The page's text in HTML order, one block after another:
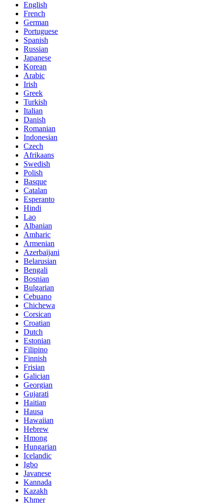
English
French
German
Portuguese
Spanish
Russian
Japanese
Korean
Arabic
Irish
Greek
Turkish
Italian
Danish
Romanian
Indonesian
Czech
Afrikaans
Swedish
Polish
Basque
Catalan
Esperanto
Hindi
Lao
Albanian
Amharic
Armenian
Azerbaijani
Belarusian
Bengali
Bosnian
Bulgarian
Cebuano
Chichewa
Corsican
Croatian
Dutch
Estonian
Filipino
Finnish
Frisian
Galician
Georgian
Gujarati
Haitian
Hausa
Hawaiian
Hebrew
Hmong
Hungarian
Icelandic
Igbo
Javanese
Kannada
Kazakh
Khmer